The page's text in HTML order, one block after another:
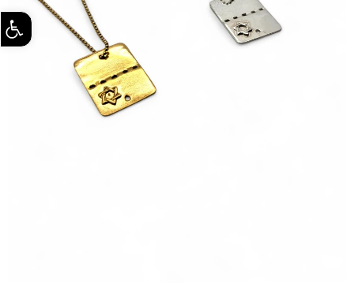
פתח